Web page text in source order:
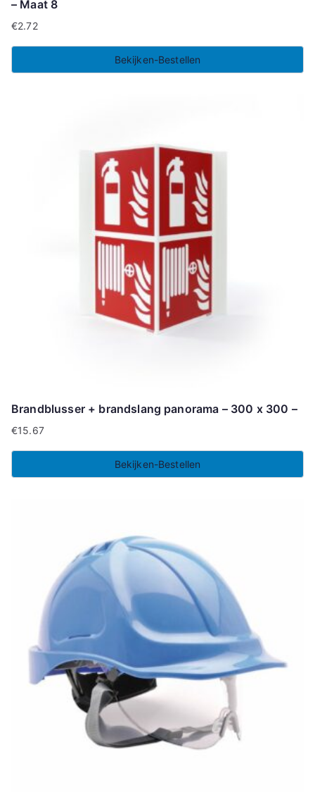
– Maat 8
€2.72
Bekijken-Bestellen
Brandblusser + brandslang panorama – 300 x 300 –
€15.67
Bekijken-Bestellen